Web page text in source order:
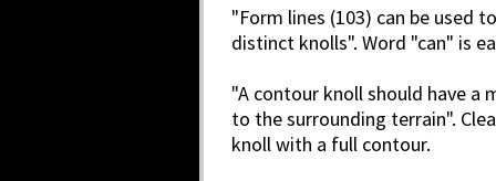
"Form lines (103) can be
distinct knolls". Word "can" is
"A contour knoll should have
to the surrounding terrain".
knoll with a full contour.